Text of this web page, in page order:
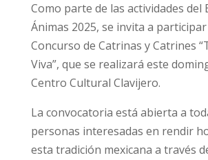
Como parte de las actividades del
Ánimas 2025, se invita a
Concurso de Catrinas y Catrines
Viva”, que se realizará este
Centro Cultural Clavijero.
La convocatoria está abierta a
personas interesadas en rendir
esta tradición mexicana a través